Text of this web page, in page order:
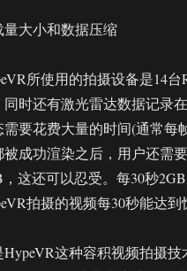
量大小和数据压缩
所使用的拍摄设备是14
同时还有激光雷达数据记录
需要花费大量的时间(通常每
被成功渲染之后，用户还需
，这还可以忍受。每30秒
拍摄的视频每30秒能达到
HypeVR这种容积视频拍摄